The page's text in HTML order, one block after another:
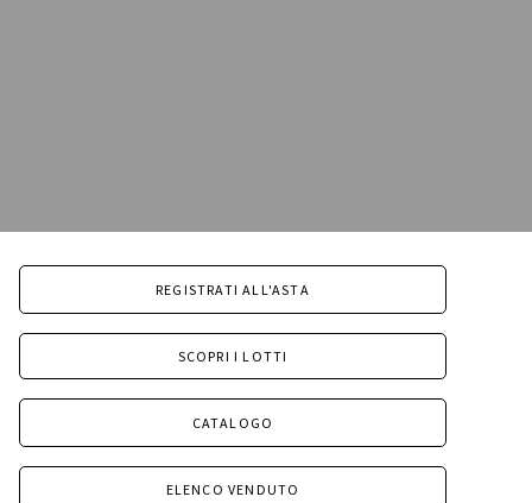
REGISTRATI ALL'ASTA
SCOPRI I LOTTI
CATALOGO
ELENCO VENDUTO